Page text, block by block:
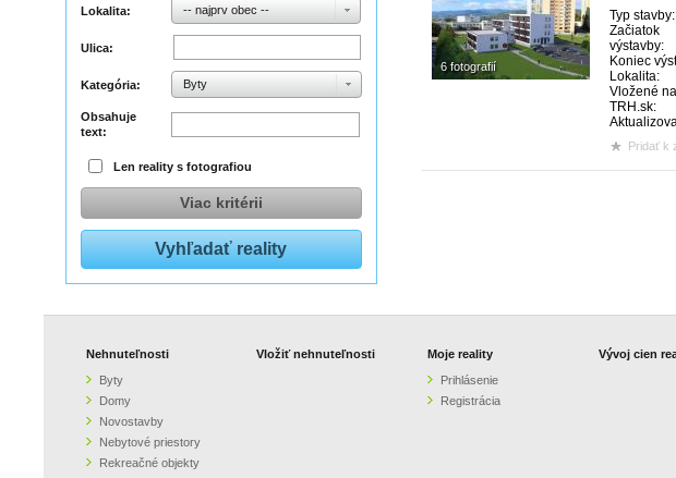
Lokalita: -- najprv obec --
Ulica:
Kategória: Byty
Obsahuje
text:
Len reality s fotografiou
Viac kritérii
6 fotografií
Typ stavby:
Začiatok
výstavby:
Koniec
Lokalita:
Vložené na
TRH.sk:
Pridať k
Nehnuteľnosti
Byty
Domy
Novostavby
Nebytové priestory
Rekreačné objekty
Vložiť nehnuteľnosti
Moje reality
Prihlásenie
Registrácia
Vývoj cien